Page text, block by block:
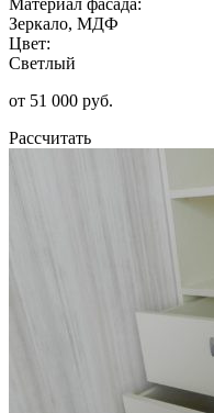
Зеркало, МДФ
Цвет:
Светлый
от 51 000 руб.
Рассчитать